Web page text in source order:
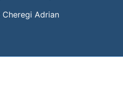
Cheregi Adrian